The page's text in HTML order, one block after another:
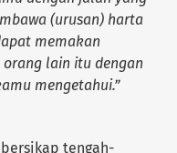
(urusan) harta
memakan
lain itu dengan
mengetahui.”
tengah-